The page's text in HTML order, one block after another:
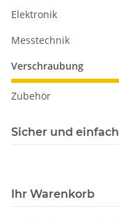
Elektronik
Messtechnik
Verschraubung
Zubehör
Sicher und einfach
Ihr Warenkorb